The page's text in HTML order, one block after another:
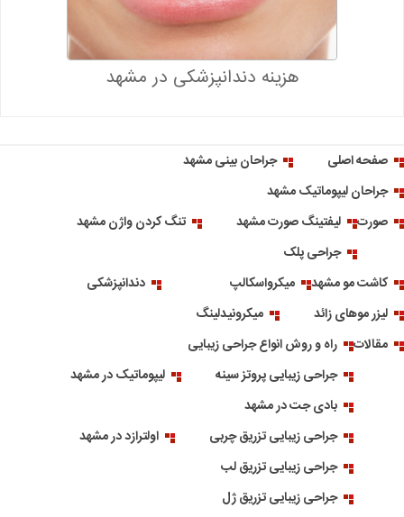
هزینه دندانپزشکی در مشهد
صفحه اصلی
جراحان بینی مشهد
جراحان لیپوماتیک مشهد
صورت
لیفتینگ صورت مشهد
تنگ کردن واژن مشهد
جراحی پلک
کاشت مو مشهد
میکرواسکالپ
دندانپزشکی
لیزر موهای زائد
میکرونیدلینگ
مقالات
راه و روش انواع جراحی زیبایی
جراحی زیبایی پروتز سینه
لیپوماتیک در مشهد
بادی جت در مشهد
جراحی زیبایی تزریق چربی
اولترازد در مشهد
جراحی زیبایی تزریق لب
جراحی زیبایی تزریق ژل